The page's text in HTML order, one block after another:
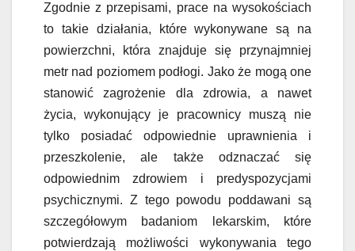
Zgodnie z przepisami, prace na wysokościach
to takie działania, które wykonywane są na
powierzchni, która znajduje się przynajmniej
metr nad poziomem podłogi. Jako że mogą one
stanowić zagrożenie dla zdrowia, a nawet
życia, wykonujący je pracownicy muszą nie
tylko posiadać odpowiednie uprawnienia i
przeszkolenie, ale także odznaczać się
odpowiednim zdrowiem i predyspozycjami
psychicznymi. Z tego powodu poddawani są
szczegółowym badaniom lekarskim, które
potwierdzają możliwości wykonywania tego